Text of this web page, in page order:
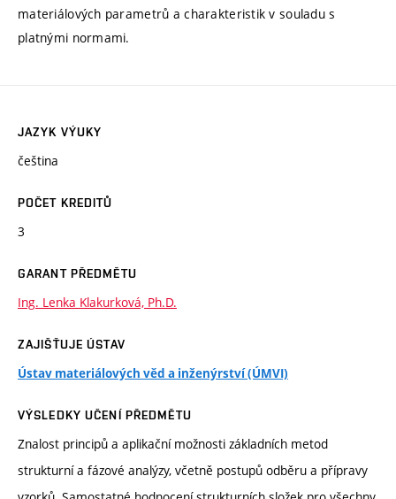
materiálových parametrů a charakteristik v souladu s
platnými normami.
JAZYK VÝUKY
čeština
POČET KREDITŮ
3
GARANT PŘEDMĚTU
Ing. Lenka Klakurková, Ph.D.
ZAJIŠŤUJE ÚSTAV
Ústav materiálových věd a inženýrství (ÚMVI)
VÝSLEDKY UČENÍ PŘEDMĚTU
Znalost principů a aplikační možnosti základních metod
strukturní a fázové analýzy, včetně postupů odběru a přípravy